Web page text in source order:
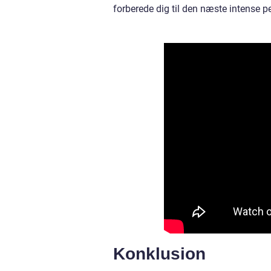
forberede dig til den næste intense
Konklusion